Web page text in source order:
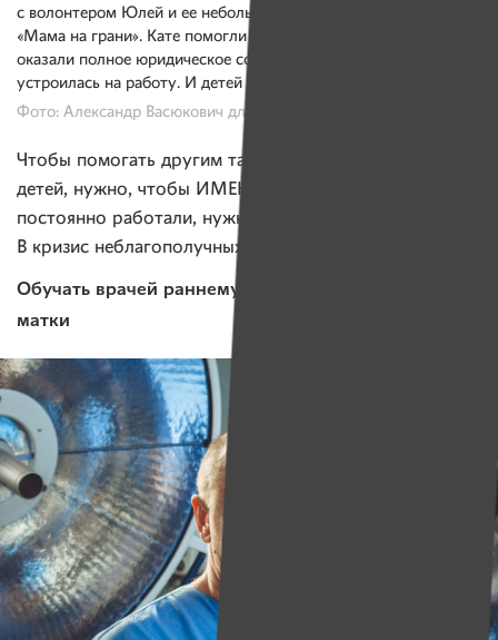
с волонтером Юлей и ее небольшой командой из проекта
«Мама на грани». Кате помогли сделать ремонт, погасить долг,
оказали полное юридическое сопровождение, потом Катя
устроилась на работу. И детей Кате вернули!
Фото: Александр Васюкович для ИМЕН
Чтобы помогать другим таким мамам возвращать
детей, нужно, чтобы ИМЕНА и «Мама на грани»
постоянно работали, нужна команда и деньги.
В кризис неблагополучных семей будет больше.
Обучать врачей раннему выявлению рака шейки
матки